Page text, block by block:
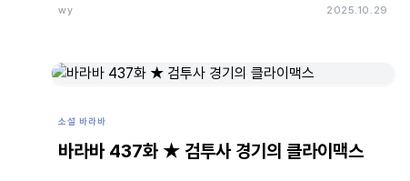
wy 2025.10.29
소설 바라바
바라바 437화 ★ 검투사 경기의 클라이맥스